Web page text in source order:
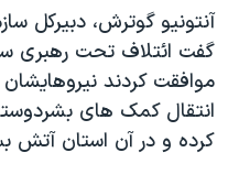
اعتراضات مردمی آبان ۹۸
اسرائیل در جنگ
نرگس محمدی برنده جایزه
همایش محافظه‌کاران
آنتونیو گوترش، دبیرکل
گفت ائتلاف تحت رهبری
موافقت کردند
انتقال کمک های
کرده و در آن استان آتش